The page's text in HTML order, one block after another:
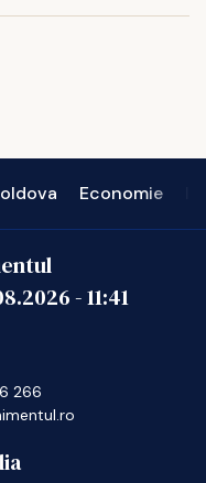
Economie
-11:41
266